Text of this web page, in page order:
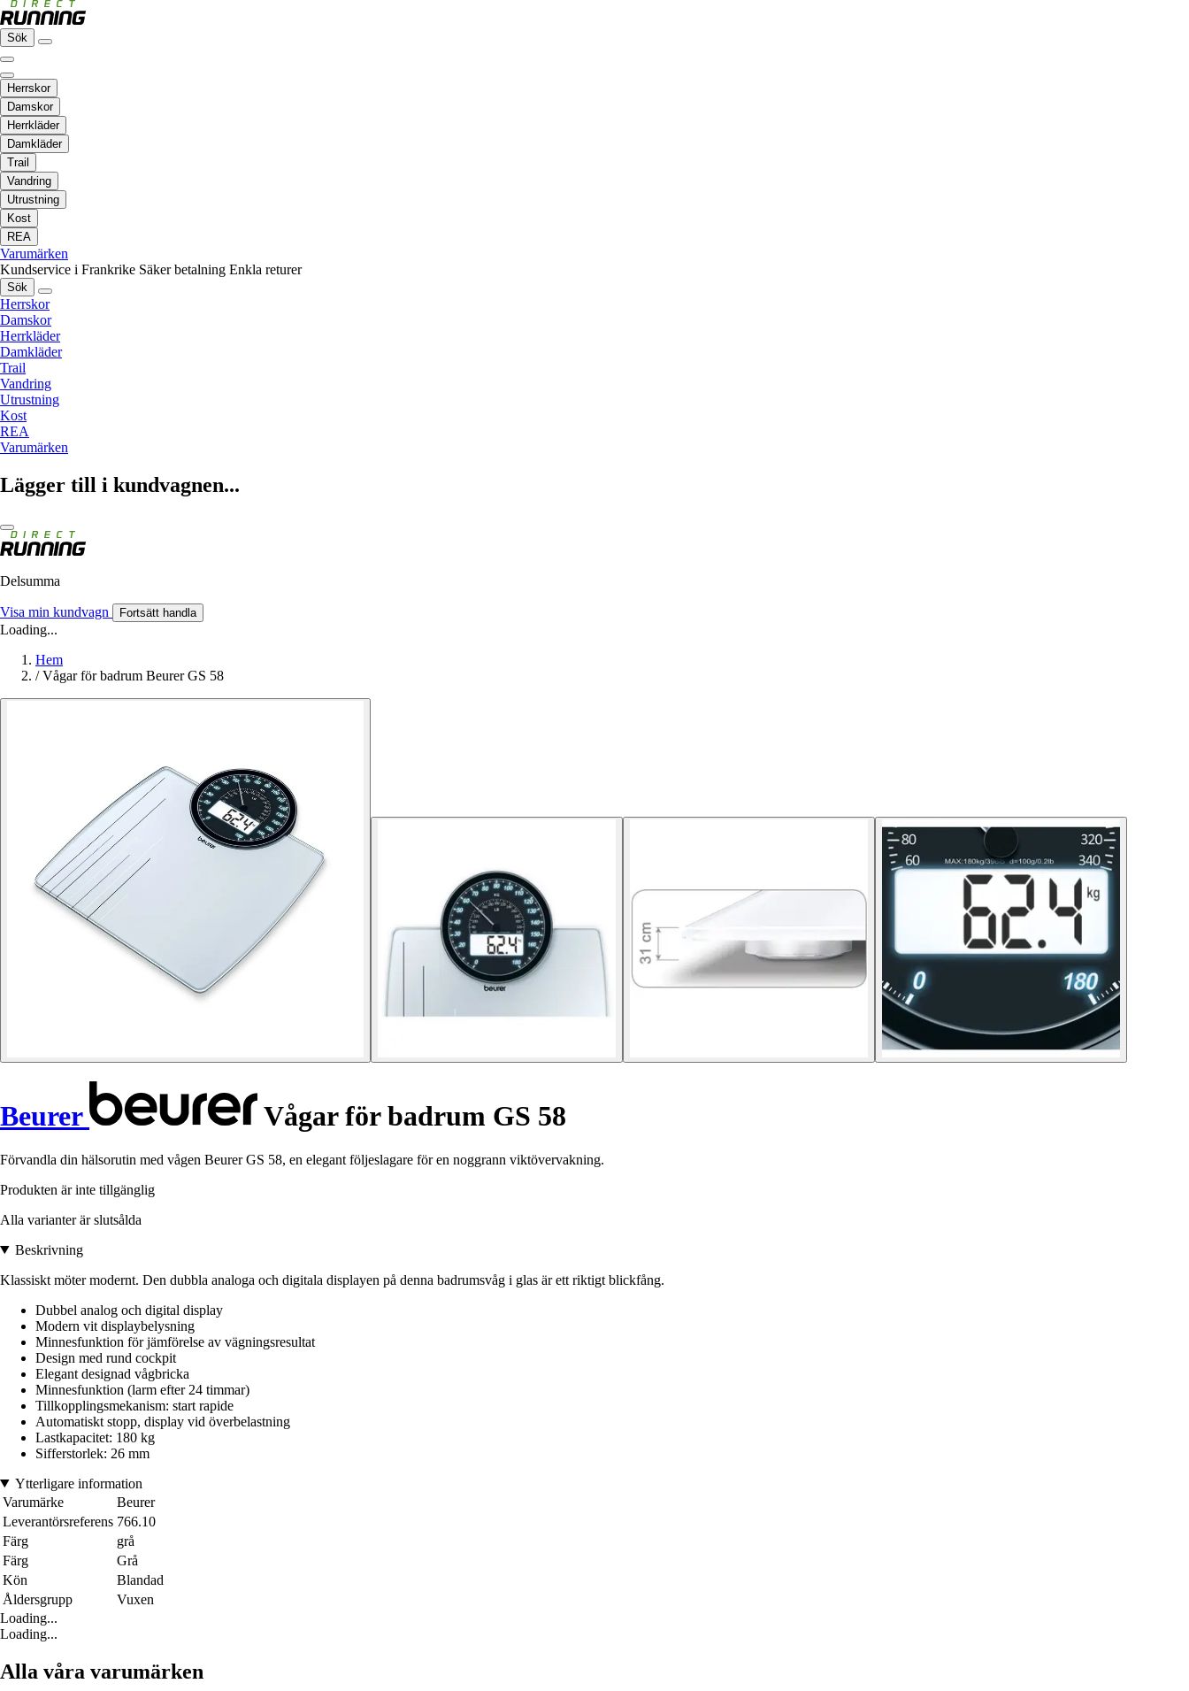
Sök
Herrskor
Damskor
Herrkläder
Damkläder
Trail
Vandring
Utrustning
Kost
REA
Varumärken
Kundservice i Frankrike Säker betalning Enkla returer
Sök
Herrskor
Damskor
Herrkläder
Damkläder
Trail
Vandring
Utrustning
Kost
REA
Varumärken
Lägger till i kundvagnen...
Delsumma
Visa min kundvagn Fortsätt handla
Loading...
Hem
/ Vågar för badrum Beurer GS 58
Beurer Vågar för badrum GS 58
Förvandla din hälsorutin med vågen Beurer GS 58, en elegant följeslagare för en noggrann viktövervakning.
Produkten är inte tillgänglig
Alla varianter är slutsålda
Beskrivning
Klassiskt möter modernt. Den dubbla analoga och digitala displayen på denna badrumsvåg i glas är ett riktigt blickfång.
Dubbel analog och digital display
Modern vit displaybelysning
Minnesfunktion för jämförelse av vägningsresultat
Design med rund cockpit
Elegant designad vågbricka
Minnesfunktion (larm efter 24 timmar)
Tillkopplingsmekanism: start rapide
Automatiskt stopp, display vid överbelastning
Lastkapacitet: 180 kg
Sifferstorlek: 26 mm
Ytterligare information
Varumärke
Beurer
Leverantörsreferens 766.10
Färg
grå
Färg
Grå
Kön
Blandad
Åldersgrupp
Vuxen
Loading...
Loading...
Alla våra varumärken